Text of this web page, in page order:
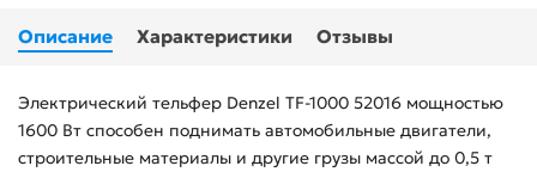
Описание Характеристики Отзывы
Электрический тельфер Denzel TF-1000 52016 мощностью
1600 Вт способен поднимать автомобильные двигатели,
строительные материалы и другие грузы массой до 0,5 т